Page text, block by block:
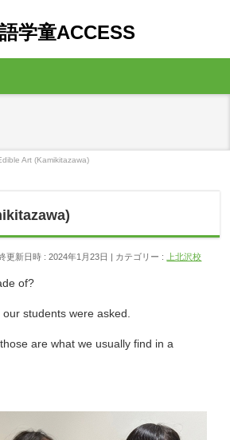
Art (Kamikitazawa)
更新日時 : 2024年1月23日 カテゴリー : 上北沢校
of?
students were asked.
are what we usually find in a